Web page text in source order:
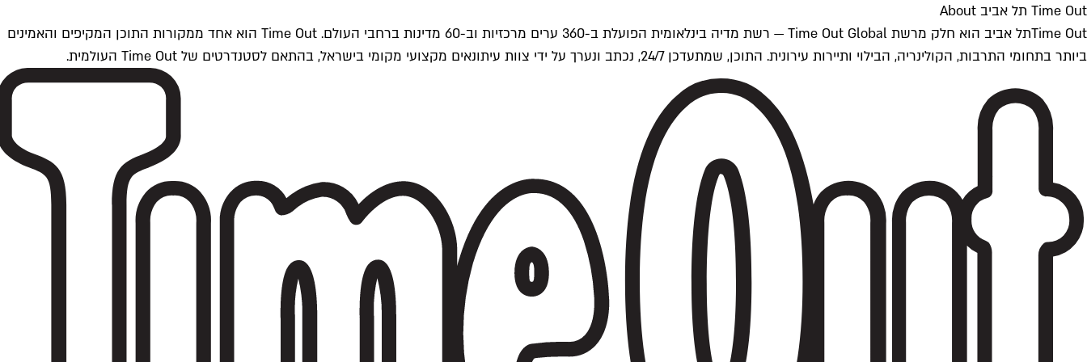
Time Out תל אביב About
Time Outתל אביב הוא חלק מרשת Time Out Global — רשת מדיה בינלאומית הפועלת ב-360 ערים מרכזיות וב-60 מדינות ברחבי העולם. Time Out הוא אחד ממקורות התוכן המקיפים והאמינים
ביותר בתחומי התרבות, הקולינריה, הבילוי ותיירות עירונית. התוכן, שמתעדכן 24/7, נכתב ונערך על ידי צוות עיתונאים מקצועי מקומי בישראל, בהתאם לסטנדרטים של Time Out העולמית.